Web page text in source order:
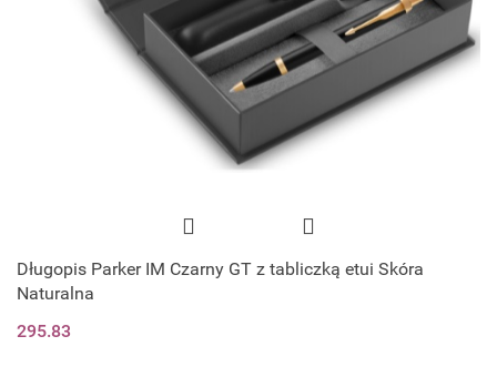
Długopis Parker IM Czarny GT z tabliczką etui Skóra
Naturalna
295.83